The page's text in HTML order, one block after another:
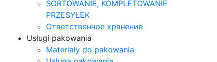
SORTOWANIE, KOMPLETOWANIE
PRZESYŁEK
Ответственное хранение
Usługi pakowania
Materiały do pakowania